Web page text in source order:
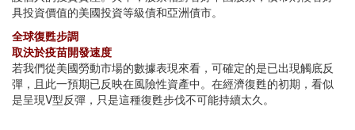
具投資價值的美國投資等級債和亞洲債市。
全球復甦步調
取決於疫苗開發速度
若我們從美國勞動市場的數據表現來看，可確定的是已出現觸底反
彈，且此一預期已反映在風險性資產中。在經濟復甦的初期，看似
是呈現V型反彈，只是這種復甦步伐不可能持續太久。